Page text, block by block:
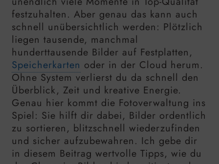
festzuhalten. Aber genau das kann auch
schnell unübersichtlich werden: Plötzlich
liegen tausende, manchmal
hunderttausende Bilder auf Festplatten,
Speicherkarten oder in der Cloud herum.
Ohne System verlierst du da schnell den
Überblick, Zeit und kreative Energie.
Genau hier kommt die Fotoverwaltung ins
Spiel: Sie hilft dir dabei, Bilder ordentlich
zu sortieren, blitzschnell wiederzufinden
und sicher aufzubewahren. Ich gebe dir
in diesem Beitrag wertvolle Tipps, wie du